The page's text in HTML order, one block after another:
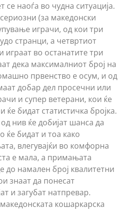
наоѓа во чудна ситуација.
(за македонски
играчи, од кои три
странци, а четвртиот
во останатите три
дека максималниот број на
првенство е осум, и од
добар дел просечни или
и супер ветерани, кои ќе
ќе бидат статистичка бројка.
нив ќе добијат шанса да
ќе бидат и тоа како
влегувајќи во комфорна
е мала, а примањата
до намален број квалитетни
знаат да понесат
и загубат натпревар.
кошаркарска